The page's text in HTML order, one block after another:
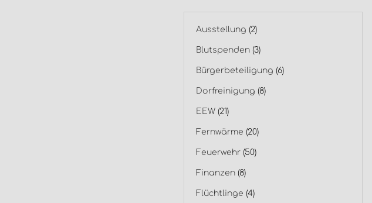
Ausstellung (2)
Blutspenden(3)
Bürgerbeteiligung (6)
Dorfreinigung (8)
EEW(21)
Fernwärme (20)
Feuerwehr(50)
Finanzen(8)
Flüchtlinge (4)